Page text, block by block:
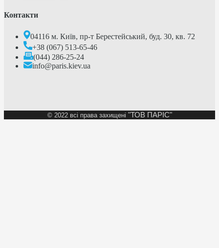
Контакти
04116 м. Київ, пр-т Берестейський, буд. 30, кв. 72
+38 (067) 513-65-46
(044) 286-25-24
info@paris.kiev.ua
© 2022 всі права захищені "ТОВ ПАРІС"